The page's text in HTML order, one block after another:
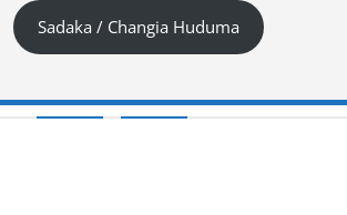
Sadaka / Changia Huduma
Kiswahili (Tanzania)